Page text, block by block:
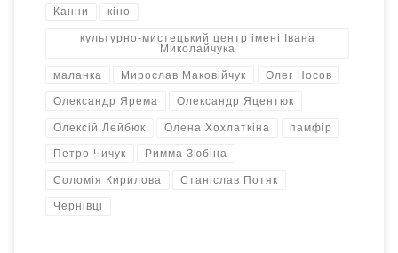
Канни кіно
культурно-мистецький центр імені Івана
Миколайчука
маланка Мирослав Маковійчук Олег Носов
Олександр Ярема Олександр Яцентюк
Олексій Лейбюк Олена Хохлаткіна памфір
Петро Чичук Римма Зюбіна
Соломія Кирилова Станіслав Потяк
Чернівці